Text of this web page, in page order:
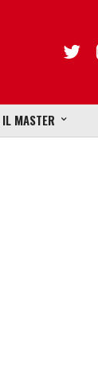
IL MASTER